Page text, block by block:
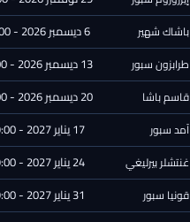
باشاك شهير 6 ديسمبر 2026 - 19:00
طرابزون سبور 13 ديسمبر 2026 - 19:00
قاسم باشا 20 ديسمبر 2026 - 19:00
آمد سبور 17 يناير 2027 - 19:00
غنتشلر بيرليغي 24 يناير 2027 - 19:00
قونيا سبور 31 يناير 2027 - 19:00